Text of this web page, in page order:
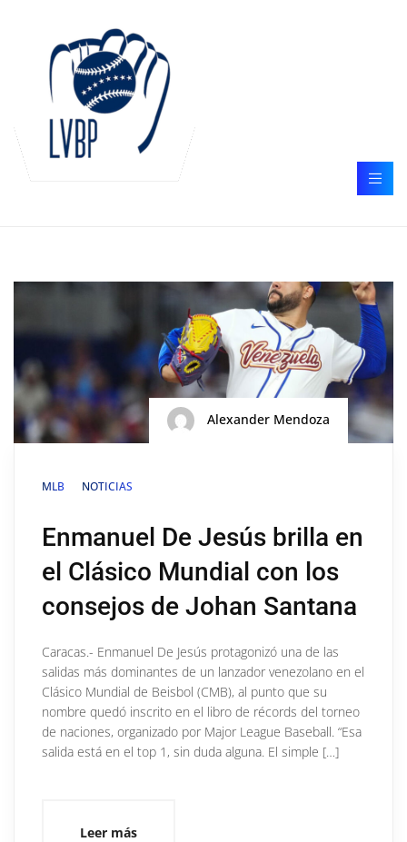
Alexander Mendoza
MLB NOTICIAS
Enmanuel De Jesús brilla en
el Clásico Mundial con los
consejos de Johan Santana
Caracas.- Enmanuel De Jesús protagonizó una de las
salidas más dominantes de un lanzador venezolano en el
Clásico Mundial de Beisbol (CMB), al punto que su
nombre quedó inscrito en el libro de récords del torneo
de naciones, organizado por Major League Baseball. “Esa
salida está en el top 1, sin duda alguna. El simple […]
Leer más